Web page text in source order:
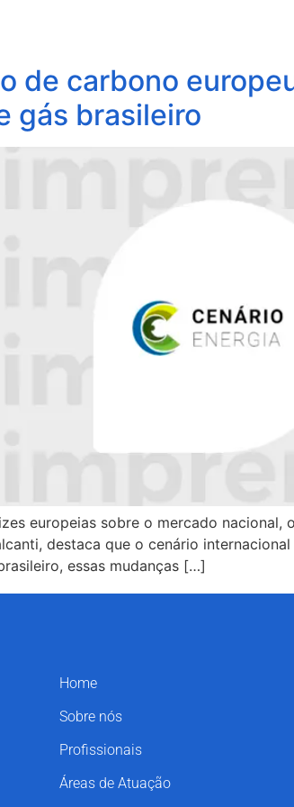
de carbono
gás brasileiro
europeias sobre o mercado
destaca que o cenário
essas mudanças […]
Home
Sobre nós
Profissionais
Áreas de Atuação